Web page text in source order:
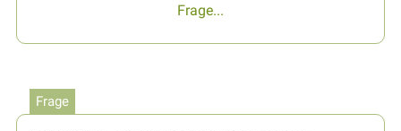
Frage...
Frage